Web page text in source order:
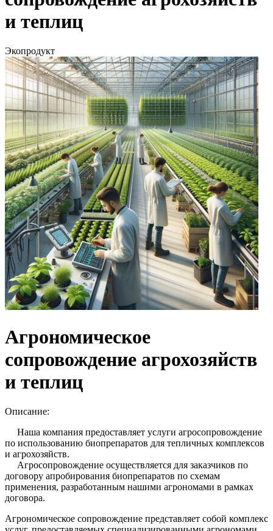
и теплиц
Экопродукт
Агрономическое
сопровождение агрохозяйств
и теплиц
Описание:
Наша компания предоставляет услуги агросопровождение
по использованию биопрепаратов для тепличных комплексов
и агрохозяйств.
Агросопровождение осуществляется для заказчиков по
договору апробирования биопрепаратов по схемам
применения, разработанным нашими агрономами в рамках
договора.
Агрономическое сопровождение представляет собой комплекс